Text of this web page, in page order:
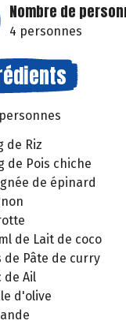
Nombre de
4 personnes
de Riz
de Pois chiche
de épinard
de Lait de coco
de Pâte de curry
de Ail
d'olive